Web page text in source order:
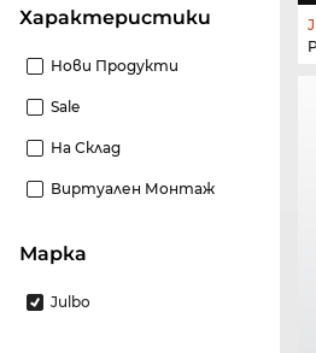
Характеристики
Нови Продукти
Sale
На Склад
Виртуален Монтаж
Марка
Julbo